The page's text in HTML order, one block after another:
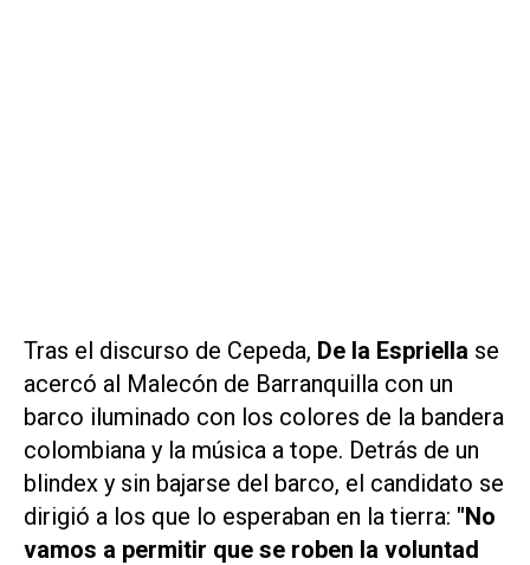
Tras el discurso de Cepeda, De la Espriella se
acercó al Malecón de Barranquilla con un
barco iluminado con los colores de la bandera
colombiana y la música a tope. Detrás de un
blindex y sin bajarse del barco, el candidato se
dirigió a los que lo esperaban en la tierra: "No
vamos a permitir que se roben la voluntad